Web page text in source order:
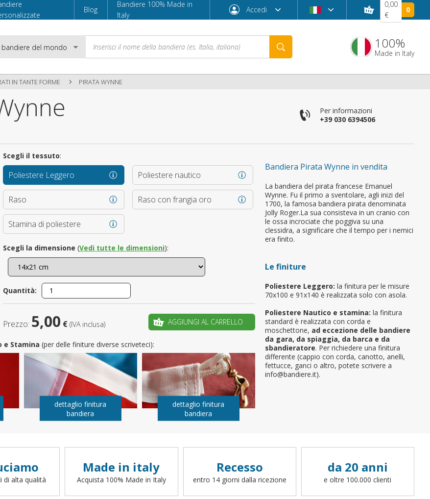
Blog
Bandiere 100% Made in
Italy
Accedi
Accedi
È il tuo primo ordine?
CREA UN NUOVO ACCOUNT
0,00
€
0
100%
Made in Italy
IN TANTE FORME PIRATA WYNNE
Per informazioni
+39 030 6394506
Bandiera Pirata Wynne in vendita
La bandiera del pirata francese Emanuel
Wynne. Fu il primo a sventolare, agli inizi del
1700, la famosa bandiera pirata denominata
Jolly Roger.La sua consisteva in un cranio con
le ossa incrociate che poggiva su una
clessidra, a significare che il tempo per i nemici
era finito.
Le finiture
Poliestere Leggero: la finitura per le misure
70x100 e 91x140 è realizzata solo con asola.
Poliestere Nautico e stamina: la finitura
standard è realizzata con corda e
moschettone, ad eccezione delle bandiere
da gara, da spiaggia, da barca e da
sbandieratore. Per richiedere una finitura
differente (cappio con corda, canotto, anelli,
fettucce, ganci o altro, potete scrivere a
info@bandiere.it).
Scegli il tessuto:
Poliestere Leggero Poliestere nautico
Raso Raso con frangia oro
Stamina di poliestere
Scegli la dimensione (Vedi tutte le dimensioni):
Quantità:
Prezzo: 5,00 € (IVA inclusa) AGGIUNGI AL CARRELLO
e Stamina (per delle finiture diverse scriveteci):
dettaglio finitura
bandiera
dettaglio finitura
bandiera
di alta qualità
Made in italy
Acquista 100% Made in Italy
Recesso
entro 14 giorni dalla ricezione
da 20 anni
e oltre 100.000 clienti